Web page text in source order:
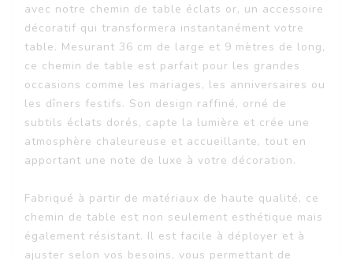
avec notre chemin de table éclats or, un accessoire
décoratif qui transformera instantanément votre
table. Mesurant 36 cm de large et 9 mètres de long,
ce chemin de table est parfait pour les grandes
occasions comme les mariages, les anniversaires ou
les dîners festifs. Son design raffiné, orné de
subtils éclats dorés, capte la lumière et crée une
atmosphère chaleureuse et accueillante, tout en
apportant une note de luxe à votre décoration.
Fabriqué à partir de matériaux de haute qualité, ce
chemin de table est non seulement esthétique mais
également résistant. Il est facile à déployer et à
ajuster selon vos besoins, vous permettant de